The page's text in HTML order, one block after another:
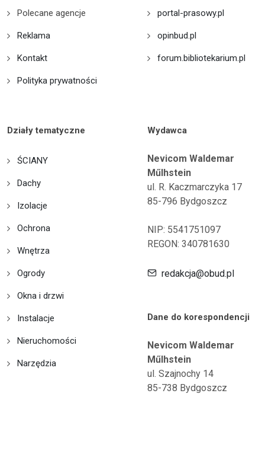
Polecane agencje
Reklama
Kontakt
Polityka prywatności
portal-prasowy.pl
opinbud.pl
forum.bibliotekarium.pl
Działy tematyczne
ŚCIANY
Dachy
Izolacje
Ochrona
Wnętrza
Ogrody
Okna i drzwi
Instalacje
Nieruchomości
Narzędzia
Wydawca
Nevicom Waldemar
Műlhstein
ul. R. Kaczmarczyka 17
85-796 Bydgoszcz
NIP: 5541751097
REGON: 340781630
redakcja@obud.pl
Dane do korespondencji
Nevicom Waldemar
Műlhstein
ul. Szajnochy 14
85-738 Bydgoszcz